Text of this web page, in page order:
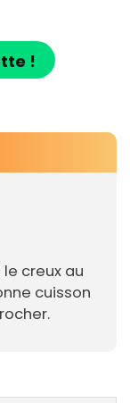
!
creux au
cuisson